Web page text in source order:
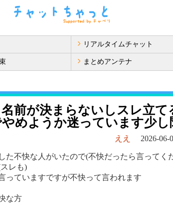
リアルタイムチャット
まとめアンテナ
前が決まらないしスレ立て
めようか迷っています少し
ええ 2026-06-
た不快な人がいたので(不快だったら言ってく
レも)
っていますですが不快って言われます
な方